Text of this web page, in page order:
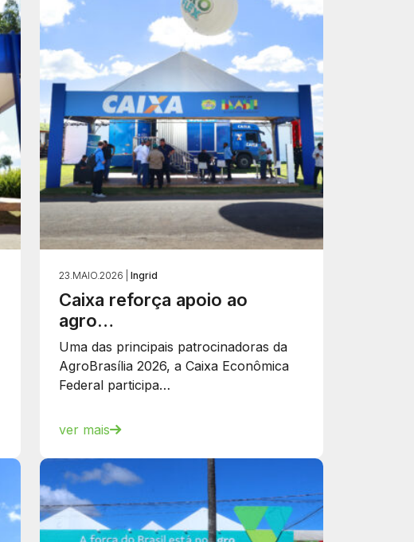
23.MAIO.2026 | Ingrid
Caixa reforça apoio ao
agro…
Uma das principais patrocinadoras da
AgroBrasília 2026, a Caixa Econômica
Federal participa…
ver mais